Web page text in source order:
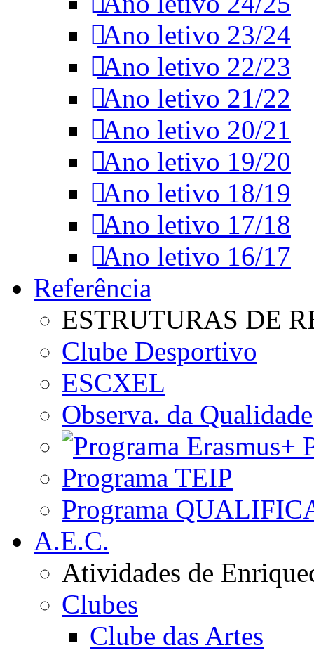
Ano letivo 23/24
Ano letivo 22/23
Ano letivo 21/22
Ano letivo 20/21
Ano letivo 19/20
Ano letivo 18/19
Ano letivo 17/18
Ano letivo 16/17
Referência
ESTRUTURAS DE
Clube Desportivo
ESCXEL
Observa. da Qualidade
Programa TEIP
Programa
A.E.C.
Atividades de
Clubes
Clube das Artes